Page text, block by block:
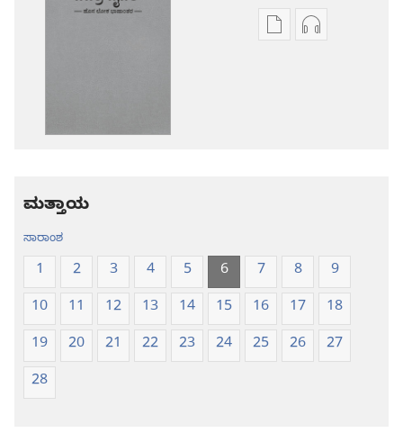
ಪ್ರಕಾಶನಆಡಿಯೋ
ಮತ್ತಾಯ
ಸಾರಾಂಶ
1 2 3 4 5 6 7 8
9
10
11 12 13 14 15 16 17
18
19
20 21 22 23 24 25 26
27
28